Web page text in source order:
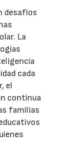
desafíos
La
cada
el
continua
familias